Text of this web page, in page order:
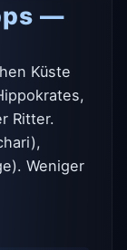
—
Küste
Ritter.
Weniger